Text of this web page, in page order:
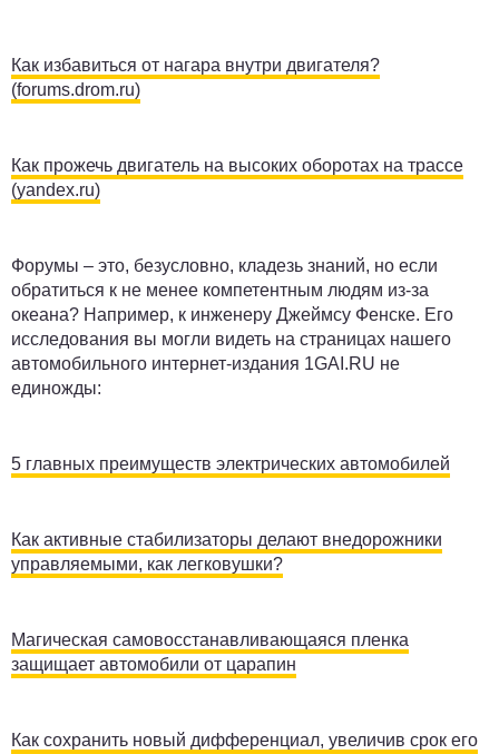
Как избавиться от нагара внутри двигателя?
(forums.drom.ru)
Как прожечь двигатель на высоких оборотах на трассе
(yandex.ru)
Форумы – это, безусловно, кладезь знаний, но если
обратиться к не менее компетентным людям из-за
океана? Например, к инженеру Джеймсу Фенске. Его
исследования вы могли видеть на страницах нашего
автомобильного интернет-издания 1GAI.RU не
единожды:
5 главных преимуществ электрических автомобилей
Как активные стабилизаторы делают внедорожники
управляемыми, как легковушки?
Магическая самовосстанавливающаяся пленка
защищает автомобили от царапин
Как сохранить новый дифференциал, увеличив срок его